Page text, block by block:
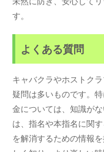
す。
よくある質問
キャバクラやホストク
疑問は多いものです。
金については、知識が
は、指名や本指名に関
を解消するための情報